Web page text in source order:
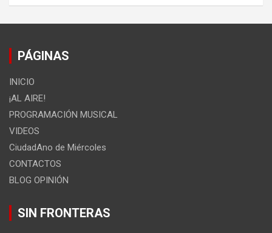
PÁGINAS
INICIO
¡AL AIRE!
PROGRAMACIÓN MUSICAL
VIDEOS
CiudadAno de Miércoles
CONTACTOS
BLOG OPINIÓN
SIN FRONTERAS